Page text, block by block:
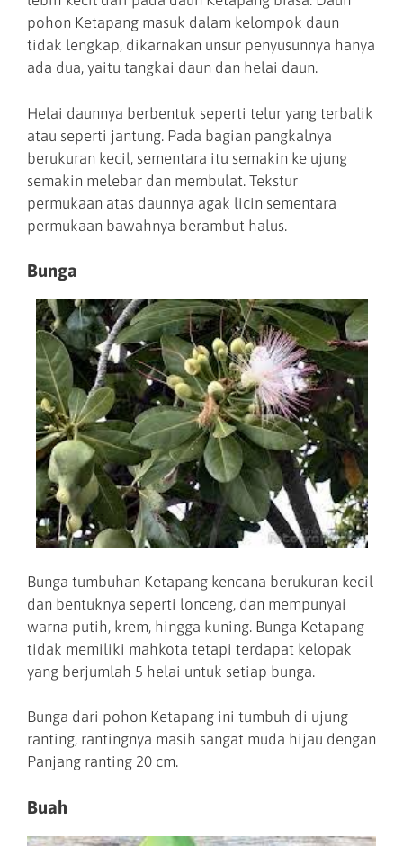
pohon Ketapang masuk dalam kelompok daun
tidak lengkap, dikarnakan unsur penyusunnya hanya
ada dua, yaitu tangkai daun dan helai daun.
Helai daunnya berbentuk seperti telur yang terbalik
atau seperti jantung. Pada bagian pangkalnya
berukuran kecil, sementara itu semakin ke ujung
semakin melebar dan membulat. Tekstur
permukaan atas daunnya agak licin sementara
permukaan bawahnya berambut halus.
Bunga
Bunga tumbuhan Ketapang kencana berukuran kecil
dan bentuknya seperti lonceng, dan mempunyai
warna putih, krem, hingga kuning. Bunga Ketapang
tidak memiliki mahkota tetapi terdapat kelopak
yang berjumlah 5 helai untuk setiap bunga.
Bunga dari pohon Ketapang ini tumbuh di ujung
ranting, rantingnya masih sangat muda hijau dengan
Panjang ranting 20 cm.
Buah